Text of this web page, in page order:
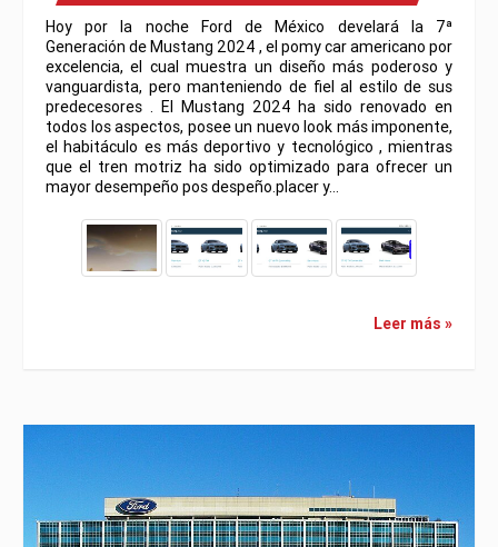
Hoy por la noche Ford de México develará la 7ª
Generación de Mustang 2024 , el pomy car americano por
excelencia, el cual muestra un diseño más poderoso y
vanguardista, pero manteniendo de fiel al estilo de sus
predecesores . El Mustang 2024 ha sido renovado en
todos los aspectos, posee un nuevo look más imponente,
el habitáculo es más deportivo y tecnológico , mientras
que el tren motriz ha sido optimizado para ofrecer un
mayor desempeño pos despeño.placer y…
Leer más »